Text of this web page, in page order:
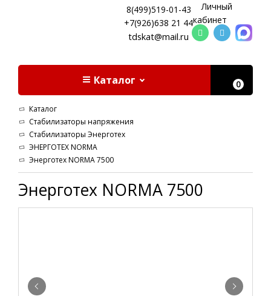
8(499)519-01-43
+7(926)638 21 44
tdskat@mail.ru
Личный
кабинет
Каталог 0
Каталог
Стабилизаторы напряжения
Стабилизаторы Энерготех
ЭНЕРГОТЕХ NORMA
Энерготех NORMA 7500
Энерготех NORMA 7500